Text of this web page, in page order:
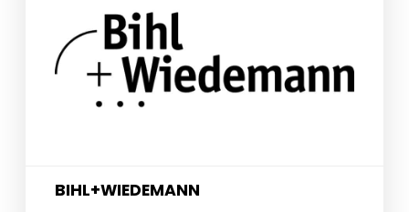
BIHL+WIEDEMANN